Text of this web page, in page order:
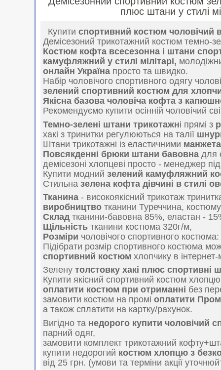
плюс штани у стилі
Купити спортивний костюм чоловічий
Демісезоний трикотажний костюм темно-
Костюм кофта всесезонна і штани
камуфляжний у стилі мілітарі,
онлайн Україна просто та швидко.
Набір чоловічого спортивного одягу
зелений спортивний костюм для
Якісна базова чоловіча кофта з
Рекомендуємо купити осінній чоловічий
Темно-зелені штани трикотажні прямі з
хакі з тринитки регулюються на талії
Штани трикотажні із еластичними
Повсякденні брюки штани бавовна для
демісезоні хлопцеві просто - менеджер
Купити модний зелений камуфляжний
Стильна зелена кофта дівчині в стилі
Тканина - високоякісний трикотаж
виробництво тканини Туреччина,
Склад тканини-бавовна 85%, еластан -
Щільність тканини костюма 320г/м,
Розміри чоловічого спортивного
Підібрати розмір спортивного костюма
спортивний костюм хлопчику в
Зелену толстовку хакі плюс спортивні
Купити якісний спортивний костюм
оплатити костюм при отриманні без
замовити костюм на промі оплатити
а також сплатити на картку/рахунок.
Вигідно та недорого купити чоловічий
парний одяг,
замовити комплект трикотажний
купити недорогий костюм хлопцю з
від 25 грн. (умови та терміни акції